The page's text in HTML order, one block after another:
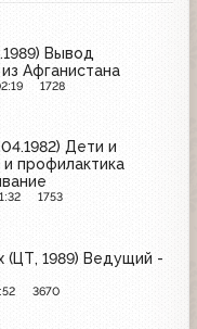
Вывод
Афганистана
1728
Дети и
профилактика
1753
(ЦТ, 1989) Ведущий -
3670